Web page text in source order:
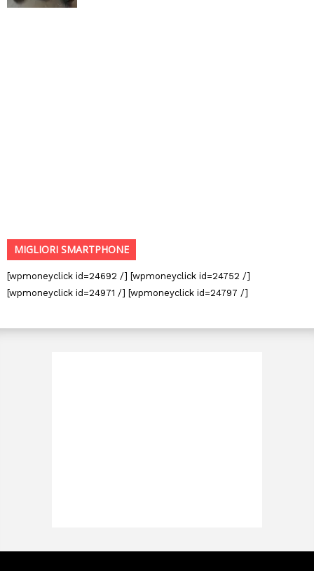
MIGLIORI SMARTPHONE
[wpmoneyclick id=24692 /] [wpmoneyclick id=24752 /]
[wpmoneyclick id=24971 /] [wpmoneyclick id=24797 /]